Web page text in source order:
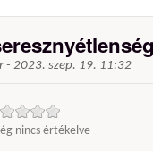
- 2023. szep. 19. 11:32
nincs értékelve